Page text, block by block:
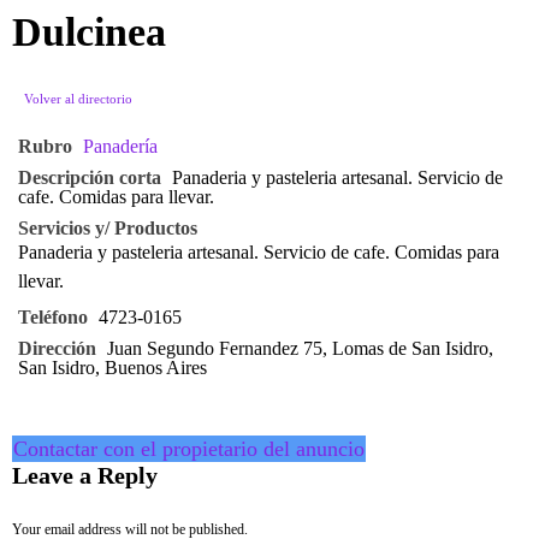
Dulcinea
Volver al directorio
Rubro Panadería
Descripción corta Panaderia y pasteleria artesanal. Servicio de
cafe. Comidas para llevar.
Servicios y/ Productos
Panaderia y pasteleria artesanal. Servicio de cafe. Comidas para
llevar.
Teléfono 4723-0165
Dirección Juan Segundo Fernandez 75, Lomas de San Isidro,
San Isidro, Buenos Aires
Contactar con el propietario del anuncio
Leave a Reply
Your email address will not be published.